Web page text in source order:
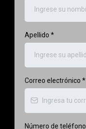
Apellido *
Correo electrónico *
Número de teléfono